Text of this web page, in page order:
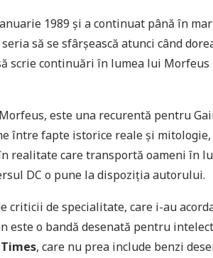
1989 și a continuat până în
să se sfârșească atunci când
scrie continuări în lumea lui Morfeus
este una recurentă pentru
între fapte istorice reale și mitologie,
realitate care transportă oameni în
DC o pune la dispoziția autorului.
criticii de specialitate, care i-au
este o bandă desenată pentru
, care nu prea include benzi